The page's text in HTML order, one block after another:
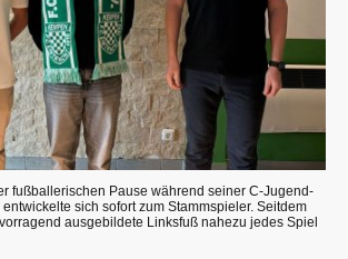
fußballerischen Pause während seiner C-Jugend-
sich sofort zum Stammspieler. Seitdem
ausgebildete Linksfuß nahezu jedes Spiel